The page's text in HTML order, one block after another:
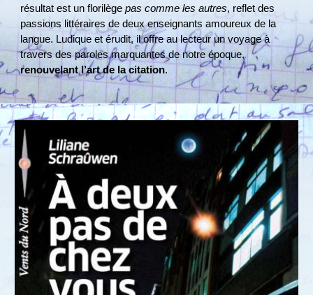
résultat est un florilègepas comme les autres, reflet des
passions littéraires de deux enseignants amoureux de la
langue​. Ludique et érudit, il offre au lecteur un voyage à
travers des paroles marquantes de notre époque,
renouvelant l’art de la citation.